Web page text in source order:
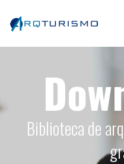
Biblioteca de